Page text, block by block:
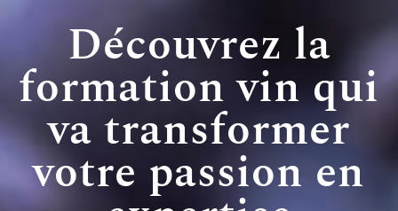
Découvrez la
formation vin qui
va transformer
votre passion en